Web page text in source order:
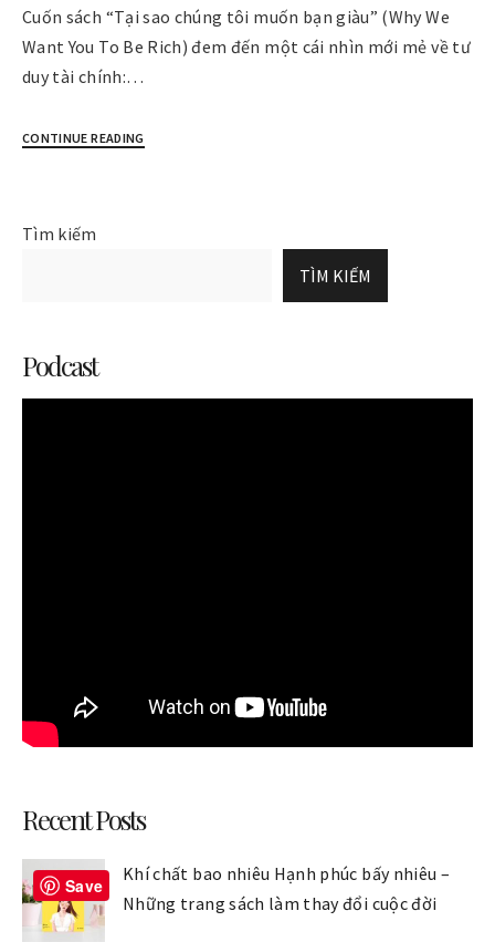
Cuốn sách “Tại sao chúng tôi muốn bạn giàu” (Why We
Want You To Be Rich) đem đến một cái nhìn mới mẻ về tư
duy tài chính:…
CONTINUE READING
Tìm kiếm
TÌM KIẾM
Podcast
Recent Posts
Khí chất bao nhiêu Hạnh phúc bấy nhiêu –
Những trang sách làm thay đổi cuộc đời
Save